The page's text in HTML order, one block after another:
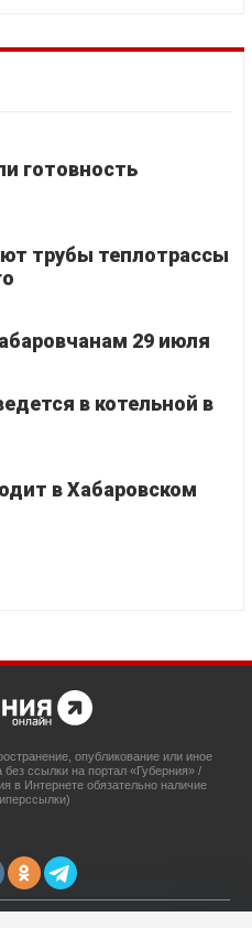
готовность
трубы теплотрассы
29 июля
в котельной в
в Хабаровском
опубликование или иное
ссылки на портал «Губерния» /
в Интернете обязательно наличие